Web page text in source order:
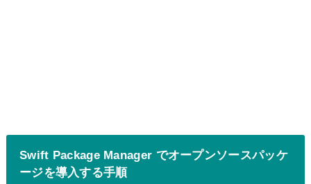
Swift Package Manager でオープンソースパッケ
ージを導入する手順